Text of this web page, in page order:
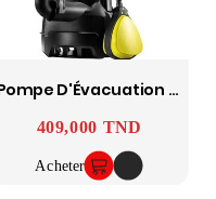
Pompe D'Évacuation Pour Eaux Chargées Sp 5 Dirt KARCHER
Prix
409,000 TND
Acheter